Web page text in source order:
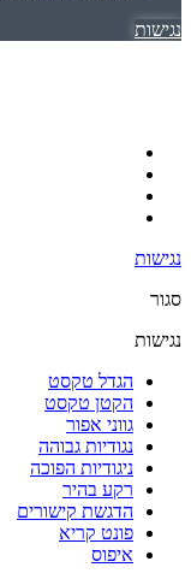
נגישות
נגישות
סגור
נגישות
הגדל טקסט
הקטן טקסט
גווני אפור
נגודיות גבוהה
ניגודיות הפוכה
רקע בהיר
הדגשת קישורים
פונט קריא
איפוס